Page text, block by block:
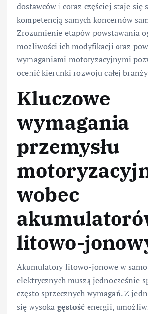
dostawców i coraz częściej staje się
kompetencją samych koncernów
Zrozumienie etapów powstawania
możliwości ich modyfikacji oraz
wymaganiami motoryzacyjnymi
ocenić kierunki rozwoju całej
Kluczowe
wymagania
przemysłu
wobec
litowo-
Akumulatory litowo-jonowe w
elektrycznych muszą jednocześnie
często sprzecznych wymagań. Z
się wysoka gęstość energii,